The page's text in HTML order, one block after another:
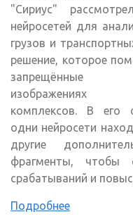
"Сириус"
нейросетей для
грузов и
решение, которое
изображениях
комплексов. В его
одни нейросети
другие
фрагменты, чтобы
срабатываний и
Подробнее